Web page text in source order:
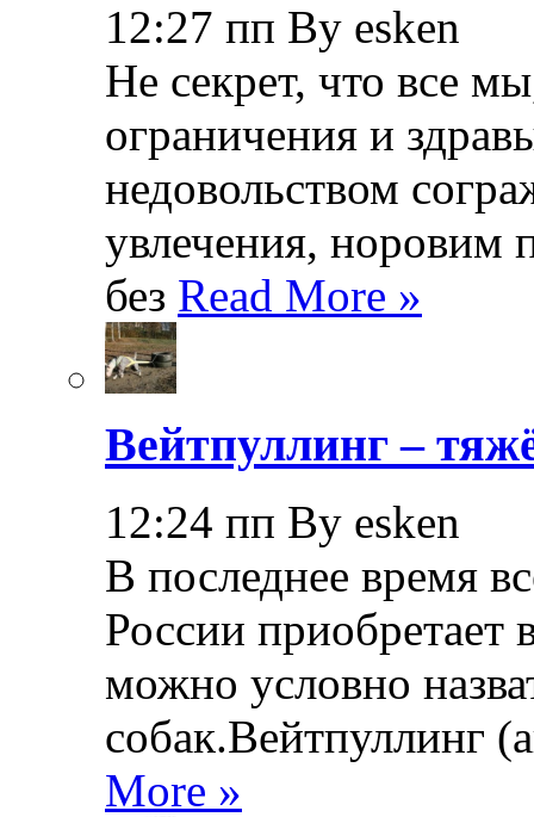
12:27 пп By esken
Не секрет, что все
ограничения и
недовольством
увлечения, норовим
без Read More »
Вейтпуллинг –
12:24 пп By esken
В последнее время
России приобретает
можно условно
собак.Вейтпуллинг
More »